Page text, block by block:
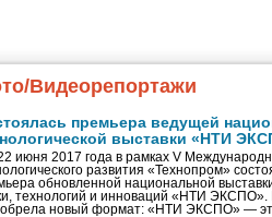
Видеорепортажи
премьера ведущей
выставки «НТИ
июня 2017 года в рамках V
развития «Технопром»
обновленной национальной
технологий и инноваций «НТИ ЭКСПО».
новый формат: «НТИ ЭКСПО» —